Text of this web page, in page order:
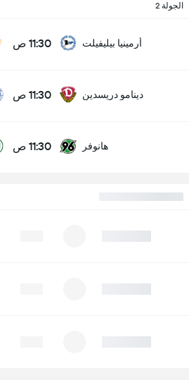
الجولة 2
أرمينيا بيليفيلت 11:30 ص
دينامو دريسدين 11:30 ص
هانوفر 11:30 ص